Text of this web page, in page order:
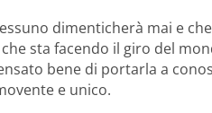
dimenticherà mai e
sta facendo il giro del
bene di portarla a
e unico.